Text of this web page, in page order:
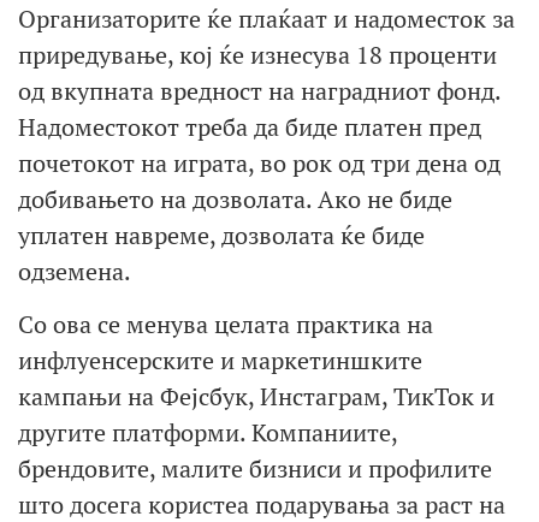
Организаторите ќе плаќаат и надоместок за
приредување, кој ќе изнесува 18 проценти
од вкупната вредност на наградниот фонд.
Надоместокот треба да биде платен пред
почетокот на играта, во рок од три дена од
добивањето на дозволата. Ако не биде
уплатен навреме, дозволата ќе биде
одземена.
Со ова се менува целата практика на
инфлуенсерските и маркетиншките
кампањи на Фејсбук, Инстаграм, ТикТок и
другите платформи. Компаниите,
брендовите, малите бизниси и профилите
што досега користеа подарувања за раст на